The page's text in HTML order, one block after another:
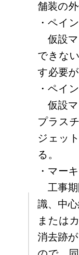
舗装の
・ペイ
仮設マ
できな
す必要が
・ペイ
仮設マ
プラス
ジェッ
る。
・マー
工事期
識、中
または
消去跡